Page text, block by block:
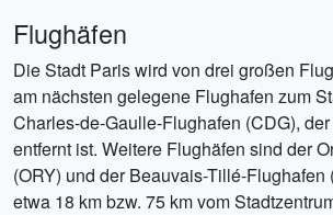
Flughäfen
Die Stadt Paris wird von drei großen
am nächsten gelegene Flughafen zum
Charles-de-Gaulle-Flughafen (CDG),
entfernt ist. Weitere Flughäfen sind der
(ORY) und der Beauvais-Tillé-Flughafen
etwa 18 km bzw. 75 km vom